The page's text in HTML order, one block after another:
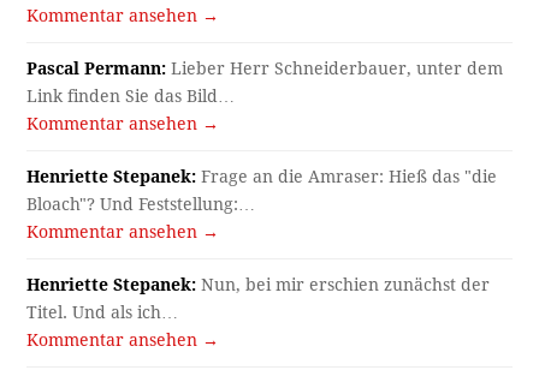
Kommentar ansehen →
Pascal Permann: Lieber Herr Schneiderbauer, unter dem
Link finden Sie das Bild…
Kommentar ansehen →
Henriette Stepanek: Frage an die Amraser: Hieß das "die
Bloach"? Und Feststellung:…
Kommentar ansehen →
Henriette Stepanek: Nun, bei mir erschien zunächst der
Titel. Und als ich…
Kommentar ansehen →